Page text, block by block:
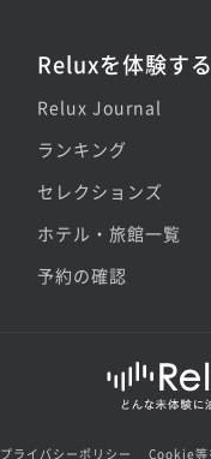
Reluxを体験する
Relux Journal
ランキング
セレクションズ
ホテル・旅館一覧
予約の確認
プライバシーポリシー Cookie等